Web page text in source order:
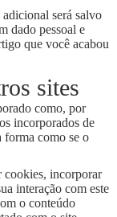
será salvo
dado pessoal e
que você acabou
sites
como, por
incorporados de
forma como se o
cookies, incorporar
interação com este
o conteúdo